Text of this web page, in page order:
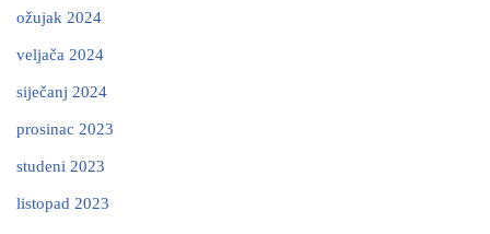
ožujak 2024
veljača 2024
siječanj 2024
prosinac 2023
studeni 2023
listopad 2023